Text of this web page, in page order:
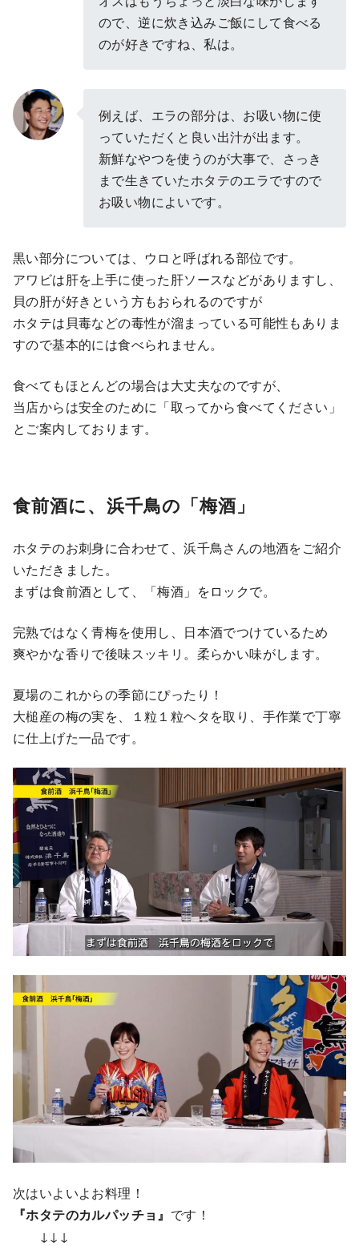
ので、逆に炊き込みご飯にして食べる
のが好きですね、私は。
例えば、エラの部分は、お吸い物に使
っていただくと良い出汁が出ます。
新鮮なやつを使うのが大事で、さっき
まで生きていたホタテのエラですので
お吸い物によいです。
黒い部分については、ウロと呼ばれる部位です。
アワビは肝を上手に使った肝ソースなどがありますし、
貝の肝が好きという方もおられるのですが
ホタテは貝毒などの毒性が溜まっている可能性もありま
すので基本的には食べられません。
食べてもほとんどの場合は大丈夫なのですが、
当店からは安全のために「取ってから食べてください」
とご案内しております。
食前酒に、浜千鳥の「梅酒」
ホタテのお刺身に合わせて、浜千鳥さんの地酒をご紹介
いただきました。
まずは食前酒として、「梅酒」をロックで。
完熟ではなく青梅を使用し、日本酒でつけているため
爽やかな香りで後味スッキリ。柔らかい味がします。
夏場のこれからの季節にぴったり！
大槌産の梅の実を、１粒１粒ヘタを取り、手作業で丁寧
に仕上げた一品です。
次はいよいよお料理！
『ホタテのカルパッチョ』 です！
↓↓↓